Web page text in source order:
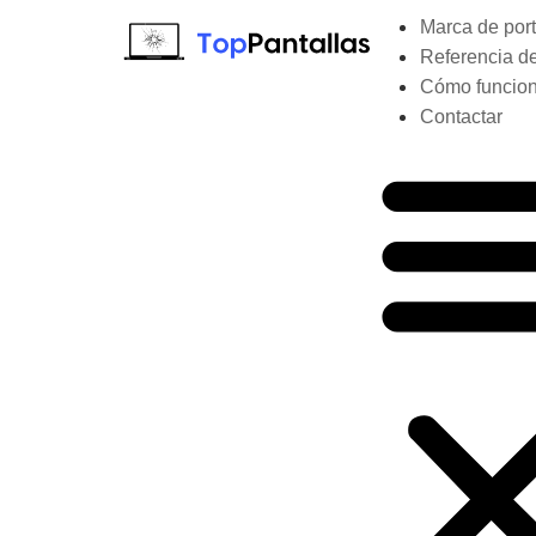
Marca de
Referencia
Cómo
Contactar